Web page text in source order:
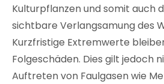
Kulturpflanzen und somit auch
sichtbare Verlangsamung des
Kurzfristige Extremwerte
Folgeschäden. Dies gilt jedoch
Auftreten von Faulgasen wie